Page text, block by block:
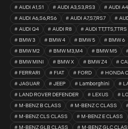
AUDI A1,S1
AUDI A3,S3,RS3 AUDI
AUDI A6,S6,RS6
AUDI A7,S7,RS7
AUDI Q4
AUDI R8 AUDI TT,TTS,TTRS
BMW 3
BMW 4 BMW 5 BMW 6
BMW M2
BMW M3,M4 BMW M5
BMW MINI
BMW X BMW Z4
FERRARI
FIAT FORD HONDA
JAGUAR
JEEP Lamborghini
LAND ROVER DEFENDER
LEXUS
M-BENZ B CLASS
M-BENZ C CLASS
M-BENZ CLS CLASS
M-BENZ E CLASS
M-BENZ GLB CLASS
M-BENZ GLC